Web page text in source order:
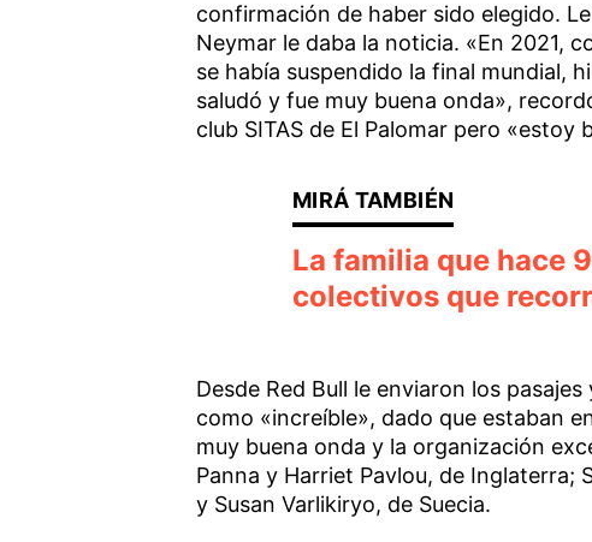
confirmación de haber sido elegido.
Neymar le daba la noticia. «En 2021,
se había suspendido la final mundial,
saludó y fue muy buena onda»,
club SITAS de El Palomar pero «estoy
La familia que hace
colectivos que
Desde Red Bull le enviaron los
como «increíble», dado que estaban
muy buena onda y la organización
Panna y Harriet Pavlou, de Inglaterra;
y Susan Varlikiryo, de Suecia.